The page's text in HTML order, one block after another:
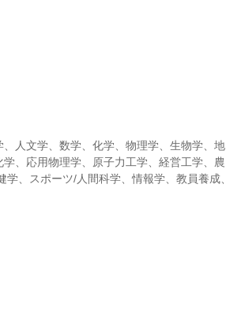
人文学、数学、化学、物理学、生物学、地
、応用物理学、原子力工学、経営工学、農
、スポーツ/人間科学、情報学、教員養成、